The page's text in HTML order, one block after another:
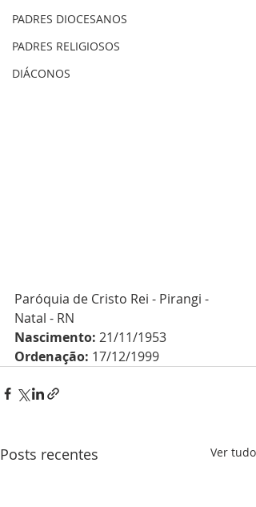
PADRES DIOCESANOS
PADRES RELIGIOSOS
DIÁCONOS
Paróquia de Cristo Rei - Pirangi -
Natal - RN
Nascimento: 21/11/1953
Ordenação: 17/12/1999
Posts recentes Ver tudo